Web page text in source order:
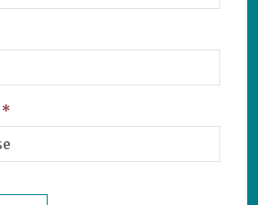
*